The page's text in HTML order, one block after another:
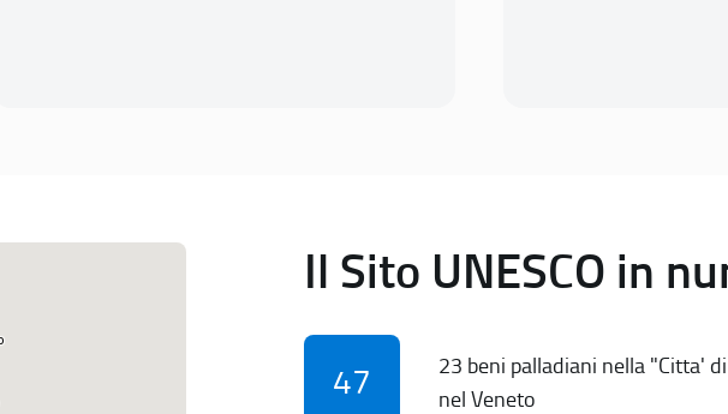
Il Sito UNESCO in
47
23 beni palladiani nella "Citta'
nel Veneto